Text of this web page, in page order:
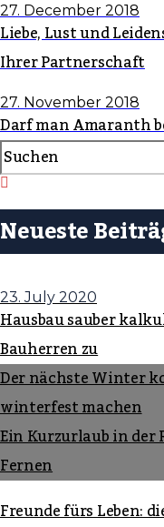
27. December 2018
Liebe, Lust und
Ihrer Partnerschaft
27. November 2018
Darf man Amaranth
Neueste
23. July 2020
Hausbau sauber
Bauherren zu
Der nächste Winter
winterfest machen
Ein Kurzurlaub in der
Fernen
Freunde fürs Leben: